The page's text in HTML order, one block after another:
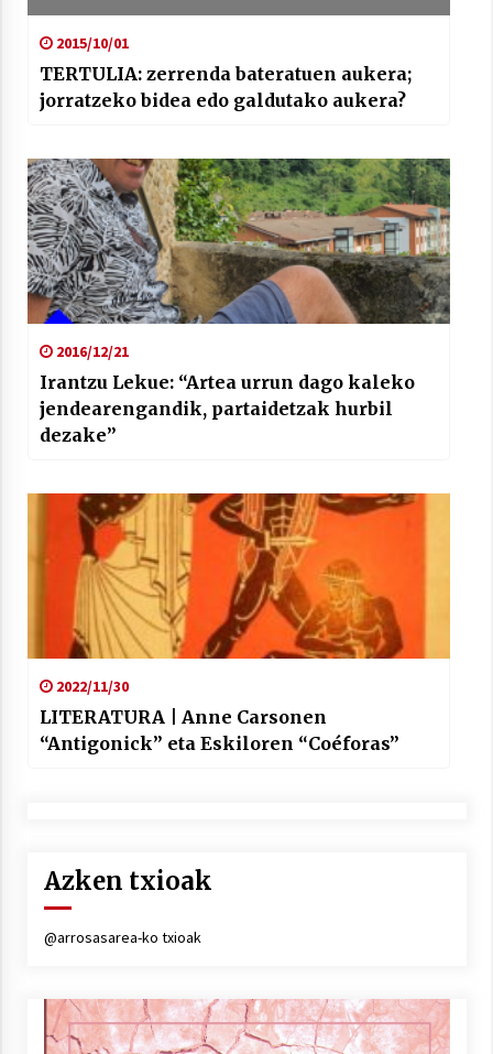
2015/10/01
TERTULIA: zerrenda bateratuen aukera;
jorratzeko bidea edo galdutako aukera?
2016/12/21
Irantzu Lekue: “Artea urrun dago kaleko
jendearengandik, partaidetzak hurbil
dezake”
2022/11/30
LITERATURA | Anne Carsonen
“Antigonick” eta Eskiloren “Coéforas”
Azken txioak
@arrosasarea-ko txioak